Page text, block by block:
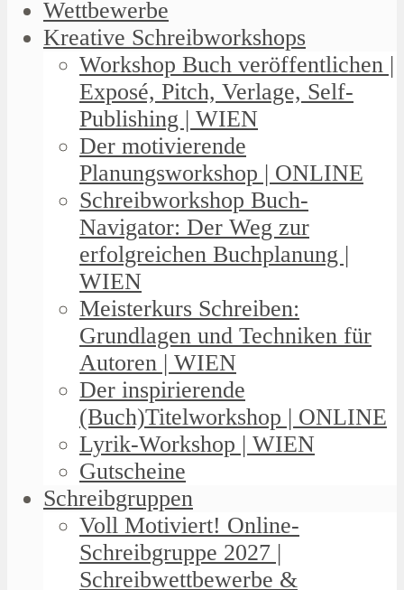
Wettbewerbe
Kreative Schreibworkshops
Workshop Buch veröffentlichen |
Exposé, Pitch, Verlage, Self-
Publishing | WIEN
Der motivierende
Planungsworkshop | ONLINE
Schreibworkshop Buch-
Navigator: Der Weg zur
erfolgreichen Buchplanung |
WIEN
Meisterkurs Schreiben:
Grundlagen und Techniken für
Autoren | WIEN
Der inspirierende
(Buch)Titelworkshop | ONLINE
Lyrik-Workshop | WIEN
Gutscheine
Schreibgruppen
Voll Motiviert! Online-
Schreibgruppe 2027 |
Schreibwettbewerbe &